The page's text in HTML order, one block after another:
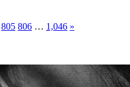
805 806 … 1,046 »